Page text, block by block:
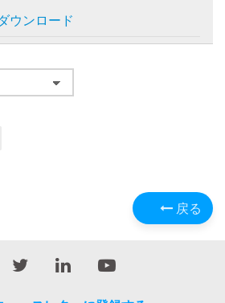
ウンロード
戻る